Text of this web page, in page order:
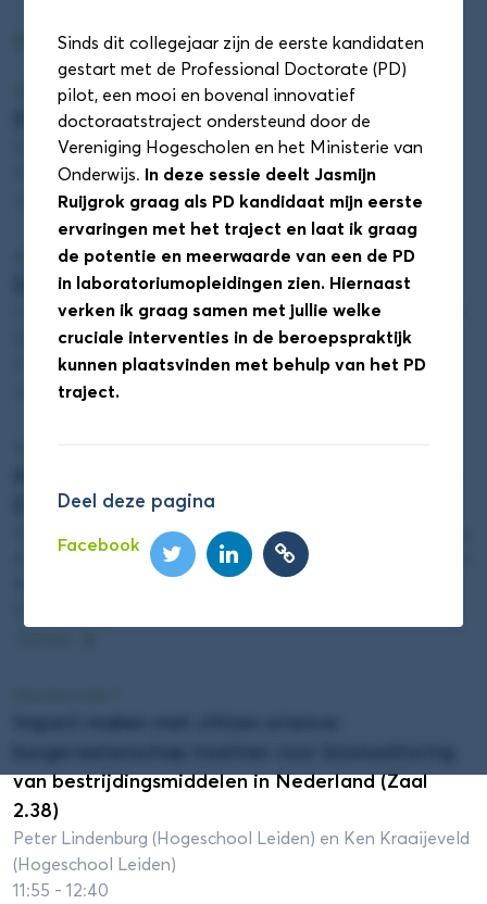
DAS Conferentie sessieronde 1
Sessieronde 1
Duurzaamheid! Een competentie? (Zaal 1.28)
Edzard Geertsema (Hanze)
11:55 - 12:40
Details
Sessieronde 1
Quantum awareness training (Zaal 1.52)
Cintia Perugachi (Universiteit Leiden) en Hilde Wijngaard
(De Haagse Hogeschool)
11:55 - 12:40
Details
Docent (Zaal 1.53)
Vincent de Beer (Hogeschool Rotterdam), Marc Besseling
(Hogeschool Leiden), Robin Willems (Zuyd Hogeschool) en
van bestrijdingsmiddelen in Nederland (Zaal
2.38)
Peter Lindenburg (Hogeschool Leiden) en Ken Kraaijeveld
(Hogeschool Leiden)
11:55 - 12:40
Sinds dit collegejaar zijn de eerste kandidaten
gestart met de Professional Doctorate (PD)
pilot, een mooi en bovenal innovatief
doctoraatstraject ondersteund door de
Vereniging Hogescholen en het Ministerie van
Onderwijs. In deze sessie deelt Jasmijn
Ruijgrok graag als PD kandidaat mijn eerste
ervaringen met het traject en laat ik graag
de potentie en meerwaarde van een de PD
in laboratoriumopleidingen zien. Hiernaast
verken ik graag samen met jullie welke
cruciale interventies in de beroepspraktijk
kunnen plaatsvinden met behulp van het PD
traject.
Deel deze pagina
Facebook